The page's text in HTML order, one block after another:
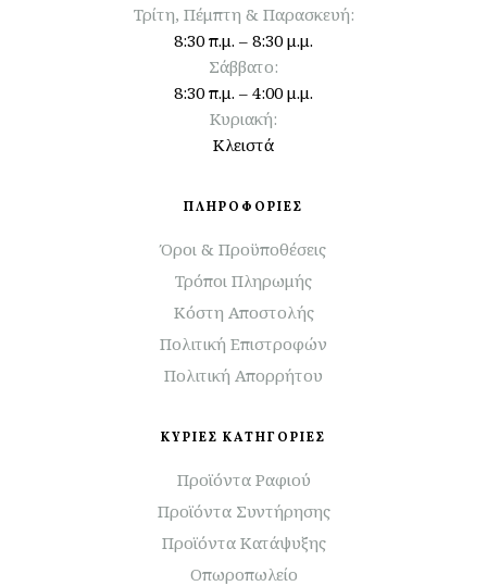
Τρίτη, Πέμπτη & Παρασκευή:
8:30 π.μ. – 8:30 μ.μ.
Σάββατο:
8:30 π.μ. – 4:00 μ.μ.
Κυριακή:
Κλειστά
ΠΛΗΡΟΦΟΡΙΕΣ
Όροι & Προϋποθέσεις
Τρόποι Πληρωμής
Κόστη Αποστολής
Πολιτική Επιστροφών
Πολιτική Απορρήτου
ΚΥΡΙΕΣ ΚΑΤΗΓΟΡΙΕΣ
Προϊόντα Ραφιού
Προϊόντα Συντήρησης
Προϊόντα Κατάψυξης
Οπωροπωλείο